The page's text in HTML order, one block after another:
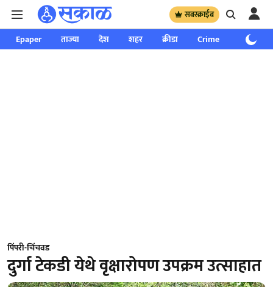
सबस्क्राईब
Epaper ताज्या देश शहर क्रीडा Crime साप्ताहिक
पिंपरी-चिंचवड
दुर्गा टेकडी येथे वृक्षारोपण उपक्रम उत्साहात